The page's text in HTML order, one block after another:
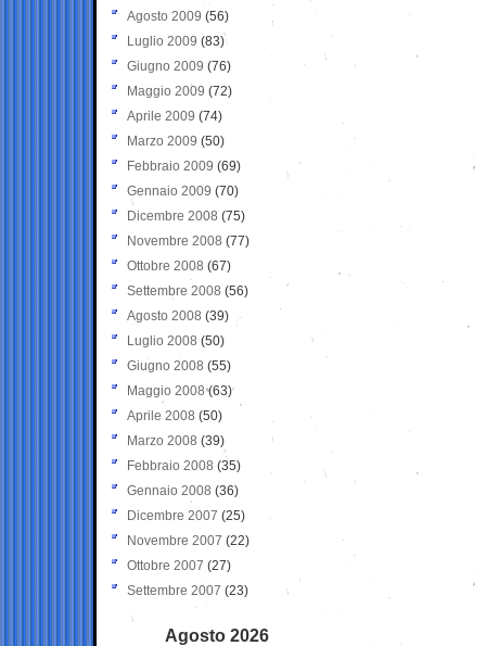
Agosto 2009 (56)
Luglio 2009 (83)
Giugno 2009 (76)
Maggio 2009 (72)
Aprile 2009 (74)
Marzo 2009 (50)
Febbraio 2009 (69)
Gennaio 2009 (70)
Dicembre 2008 (75)
Novembre 2008 (77)
Ottobre 2008 (67)
Settembre 2008 (56)
Agosto 2008 (39)
Luglio 2008 (50)
Giugno 2008 (55)
Maggio 2008(63)
Aprile 2008 (50)
Marzo 2008 (39)
Febbraio 2008 (35)
Gennaio 2008 (36)
Dicembre 2007 (25)
Novembre 2007 (22)
Ottobre 2007 (27)
Settembre 2007 (23)
Agosto 2026